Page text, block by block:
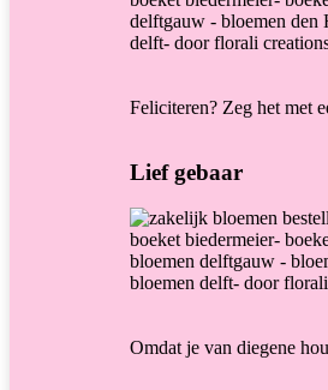
Feliciteren? Zeg het met
Lief gebaar
Omdat je van diegene